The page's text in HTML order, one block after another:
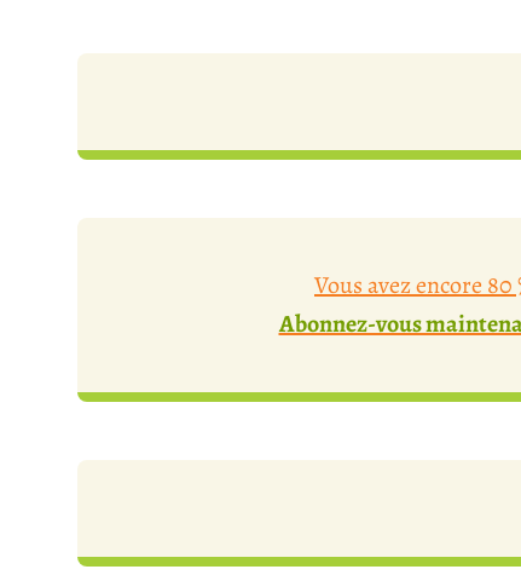
Vous avez encore
Abonnez-vous